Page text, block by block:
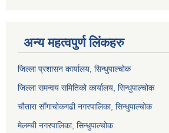
अन्य महत्वपुर्ण लिंकहरु
जिल्ला प्रशासन कार्यालय, सिन्धुपाल्चोक
जिल्ला समन्वय समितिको कार्यालय, सिन्धुपाल्चोक
चौतारा साँगाचोकगढी नगरपालिका, सिन्धुपाल्चोक
मेलम्ची नगरपालिका, सिन्धुपाल्चोक